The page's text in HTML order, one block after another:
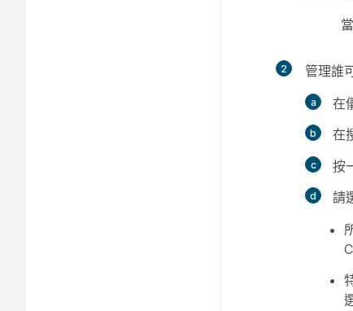
2
管理誰
在
在
按
請